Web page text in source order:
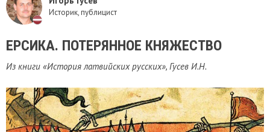
Историк, публицист
ЕРСИКА. ПОТЕРЯННОЕ КНЯЖЕСТВО
Из книги «История латвийских русских», Гусев И.Н.